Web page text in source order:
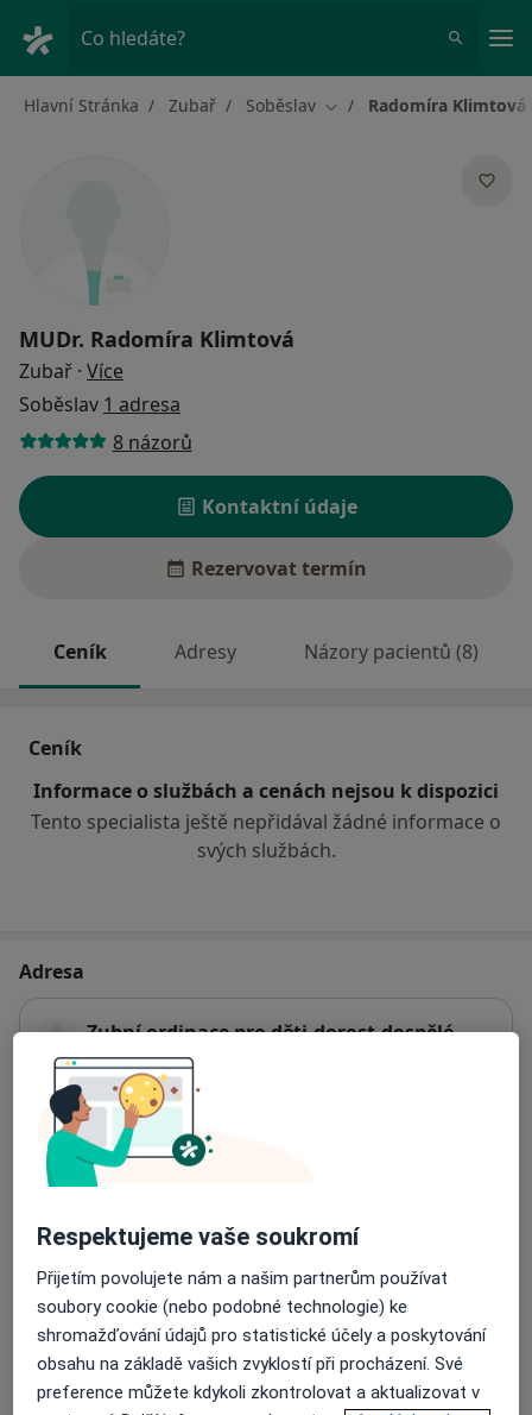
Co hledáte?
Hlavní Stránka Zubař Soběslav Změna města
Radomíra Klimtová
MUDr. Radomíra Klimtová
Zubař · Více
Soběslav 1 adresa
8 názorů
Kontaktní údaje
Rezervovat termín
Ceník Adresy Názory pacientů (8)
Ceník
Informace o službách a cenách nejsou k dispozici
Tento specialista ještě nepřidával žádné informace o
svých službách.
Adresa
Zubní ordinace pro děti,dorost,dospělé
Lustigova 403/III,
Přiblížit mapu
Co mám v takové situaci udělat?
Způsoby platby (soukromé návštěvy)
Na teto adrese lékař přijímá pacienty na pojišťovnu
Detaily
Respektujeme vaše soukromí
Přijetím povolujete nám a našim partnerům používat
soubory cookie (nebo podobné technologie) ke
shromažďování údajů pro statistické účely a poskytování
obsahu na základě vašich zvyklostí při procházení. Své
preference můžete kdykoli zkontrolovat a aktualizovat v